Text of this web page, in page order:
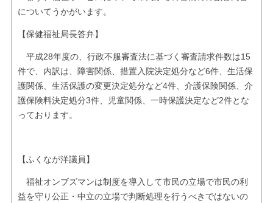
についてうかがいます。
【保健福祉局長答弁】
平成28年度の、行政不服審査法に基づく審査請求件数は15
件で、内訳は、障害関係、措置入院決定処分など6件、生活保
護関係、生活保護の変更決定処分など4件、介護保険関係、介
護保険料決定処分3件、児童関係、一時保護決定など2件とな
っております。
【ふくなが洋議員】
福祉オンブズマンは制度を導入して市民の立場で市民の利
益を守り公正・中立の立場で判断処理を行うべきではないの